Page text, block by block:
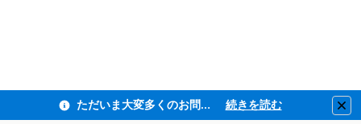
ただいま大変多くのお問い合わせをいただいており、ご連絡までにお時間を頂戴しております 続きを読む